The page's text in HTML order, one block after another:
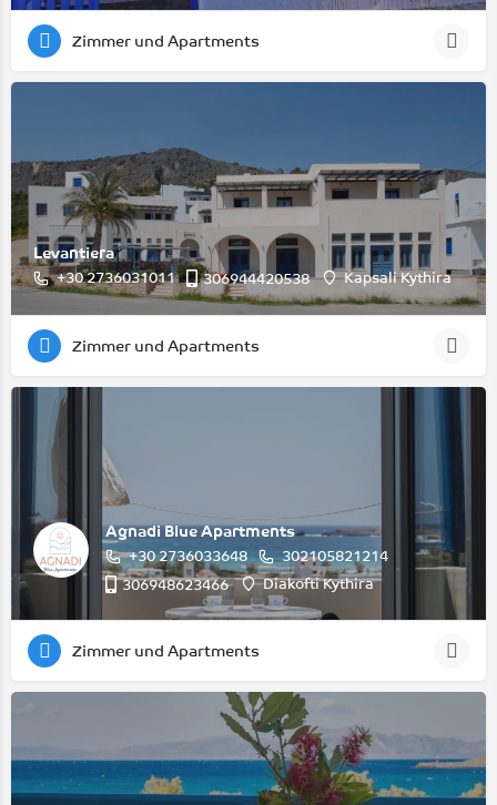
Zimmer und Apartments
Levantiera
+30 2736031011 306944420538 Kapsali Kythira
Zimmer und Apartments
Agnadi Blue Apartments
+30 2736033648
302105821214
306948623466
Diakofti Kythira
Zimmer und Apartments